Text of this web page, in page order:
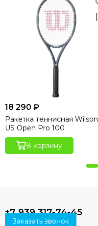
18 290 ₽
Ракетка теннисная Wilson
US Open Pro 100
В корзину
+7 939 317-74-45
Заказать звонок